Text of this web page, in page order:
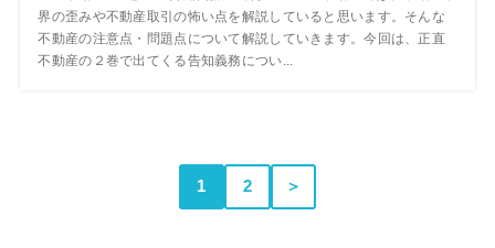
界の歪みや不動産取引の怖い点を解説していると思います。そんな
不動産の注意点・問題点について解説していきます。今回は、正直
不動産の２巻で出てくる告知義務につい...
1 2 ＞